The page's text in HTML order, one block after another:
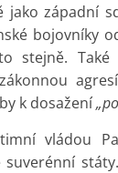
jako západní
bojovníky
stejně. Také
k dosažení
vládou